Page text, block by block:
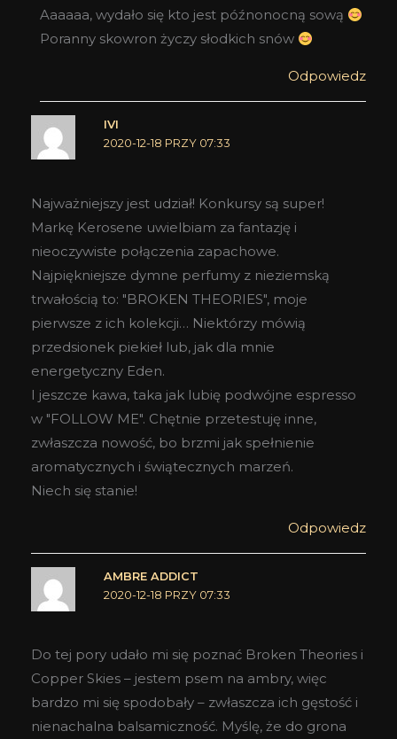
Aaaaaa, wydało się kto jest późnonocną sową
Poranny skowron życzy słodkich snów
Odpowiedz
IVI
2020-12-18 PRZY 07:33
Najważniejszy jest udział! Konkursy są super!
Markę Kerosene uwielbiam za fantazję i
nieoczywiste połączenia zapachowe.
Najpiękniejsze dymne perfumy z nieziemską
trwałością to: "BROKEN THEORIES", moje
pierwsze z ich kolekcji… Niektórzy mówią
przedsionek piekieł lub, jak dla mnie
energetyczny Eden.
I jeszcze kawa, taka jak lubię podwójne espresso
w "FOLLOW ME". Chętnie przetestuję inne,
zwłaszcza nowość, bo brzmi jak spełnienie
aromatycznych i świątecznych marzeń.
Niech się stanie!
Odpowiedz
AMBRE ADDICT
2020-12-18 PRZY 07:33
Do tej pory udało mi się poznać Broken Theories i
Copper Skies – jestem psem na ambry, więc
bardzo mi się spodobały – zwłaszcza ich gęstość i
nienachalna balsamiczność. Myślę, że do grona